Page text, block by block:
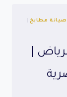
صيانة مطابخ
|